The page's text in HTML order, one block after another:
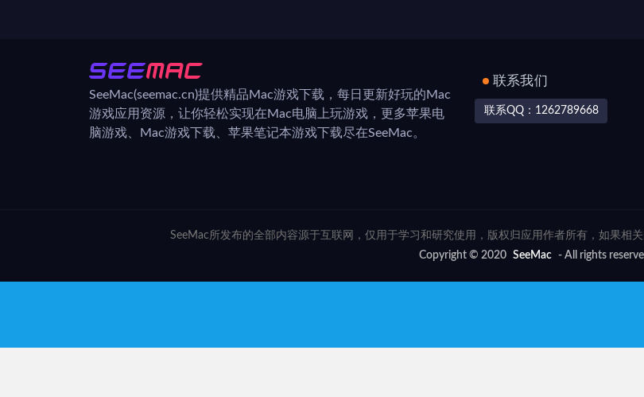
SeeMac(seemac.cn)提供精品Mac游戏下载，每日更新好玩的Mac
游戏应用资源，让你轻松实现在Mac电脑上玩游戏，更多苹果电
脑游戏、Mac游戏下载、苹果笔记本游戏下载尽在SeeMac。
联系我们
联系QQ：1262789668
SeeMac所发布的全部内容源于互联网，仅用于学习和研究使用，版权归应用作者所有，如果相
Copyright © 2020 SeeMac - All rights